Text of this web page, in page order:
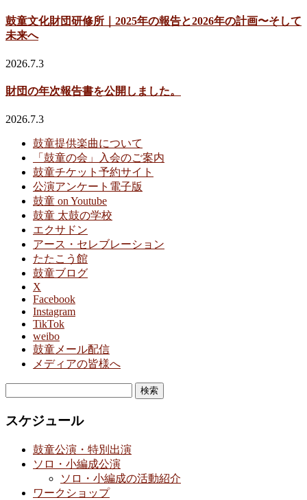
鼓童文化財団研修所｜2025年の報告と2026年の計画〜そして
未来へ
2026.7.3
財団の年次報告書を公開しました。
2026.7.3
鼓童提供楽曲について
「鼓童の会」入会のご案内
鼓童チケット予約サイト
公演アンケート電子版
鼓童 on Youtube
鼓童 太鼓の学校
エクサドン
アース・セレブレーション
たたこう館
鼓童ブログ
X
Facebook
Instagram
TikTok
weibo
鼓童メール配信
メディアの皆様へ
スケジュール
鼓童公演・特別出演
ソロ・小編成公演
ソロ・小編成の活動紹介
ワークショップ